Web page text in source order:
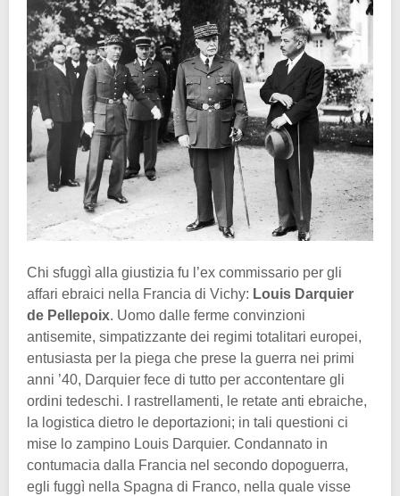
Chi sfuggì alla giustizia fu l’ex commissario per gli
affari ebraici nella Francia di Vichy: Louis Darquier
de Pellepoix. Uomo dalle ferme convinzioni
antisemite, simpatizzante dei regimi totalitari europei,
entusiasta per la piega che prese la guerra nei primi
anni ’40, Darquier fece di tutto per accontentare gli
ordini tedeschi. I rastrellamenti, le retate anti ebraiche,
la logistica dietro le deportazioni; in tali questioni ci
mise lo zampino Louis Darquier. Condannato in
contumacia dalla Francia nel secondo dopoguerra,
egli fuggì nella Spagna di Franco, nella quale visse